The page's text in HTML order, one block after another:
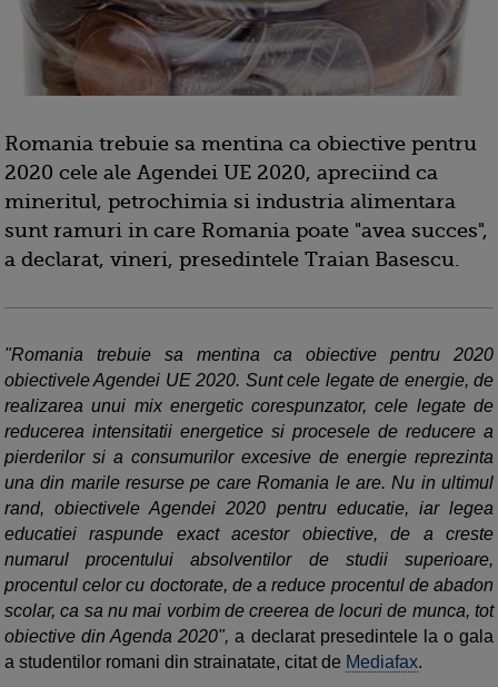
Romania trebuie sa mentina ca obiective pentru
2020 cele ale Agendei UE 2020, apreciind ca
mineritul, petrochimia si industria alimentara
sunt ramuri in care Romania poate "avea succes",
a declarat, vineri, presedintele Traian Basescu.
"Romania trebuie sa mentina ca obiective pentru 2020
obiectivele Agendei UE 2020. Sunt cele legate de energie, de
realizarea unui mix energetic corespunzator, cele legate de
reducerea intensitatii energetice si procesele de reducere a
pierderilor si a consumurilor excesive de energie reprezinta
una din marile resurse pe care Romania le are. Nu in ultimul
rand, obiectivele Agendei 2020 pentru educatie, iar legea
educatiei raspunde exact acestor obiective, de a creste
numarul procentului absolventilor de studii superioare,
procentul celor cu doctorate, de a reduce procentul de abadon
scolar, ca sa nu mai vorbim de creerea de locuri de munca, tot
obiective din Agenda 2020", a declarat presedintele la o gala
a studentilor romani din strainatate, citat de Mediafax.